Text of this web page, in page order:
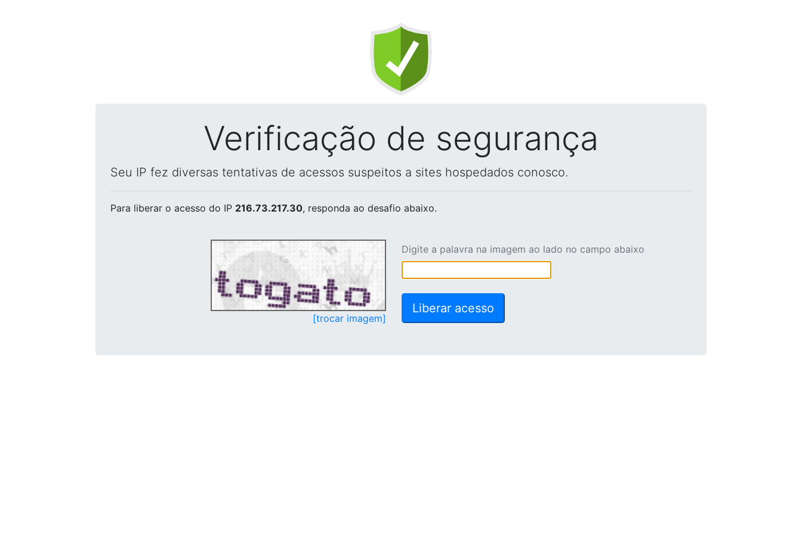
Verificação de segurança
Seu IP fez diversas tentativas de acessos suspeitos a sites hospedados conosco.
Para liberar o acesso do IP 216.73.217.30, responda ao desafio abaixo.
[trocar imagem]
Digite a palavra na imagem ao lado no campo abaixo